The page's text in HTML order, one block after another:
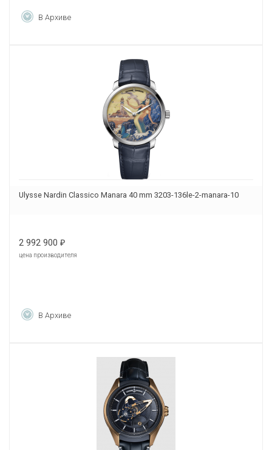
В Архиве
Ulysse Nardin Classico Manara 40 mm 3203-136le-2-manara-10
2 992 900 ₽
цена производителя
В Архиве